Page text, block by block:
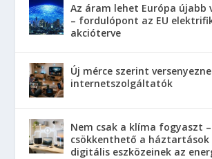
Az áram lehet Európa újabb
– fordulópont az EU
akcióterve
Új mérce szerint
internetszolgáltatók
Nem csak a klíma fogyaszt
csökkenthető a háztartások
digitális eszközeinek az